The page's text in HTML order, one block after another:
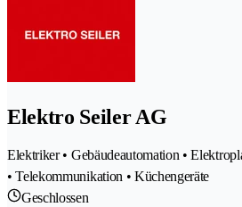
Elektro Seiler AG
Elektriker • Gebäudeautomation •
• Telekommunikation • Küchengeräte
Geschlossen